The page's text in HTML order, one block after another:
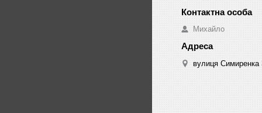
Михайло
вулиця Симиренка